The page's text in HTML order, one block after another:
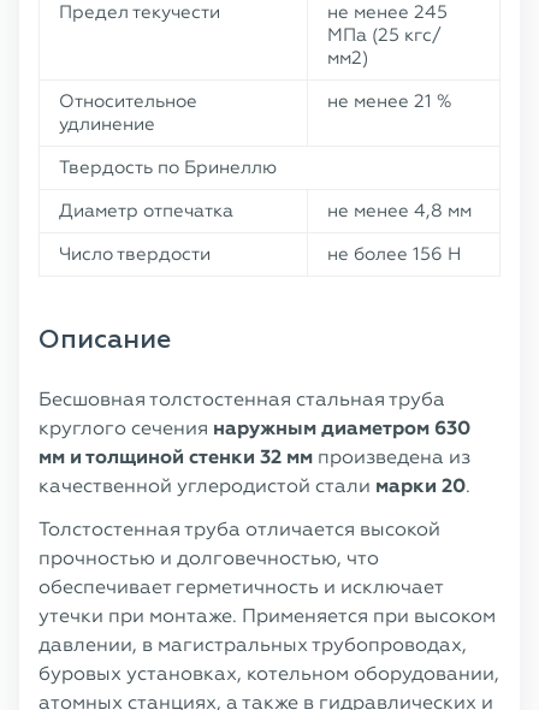
Предел текучести
не менее 245
МПа (25 кгс/
мм2)
Относительное
удлинение
не менее 21 %
Твердость по Бринеллю
Диаметр отпечатка
не менее 4,8 мм
Число твердости
не более 156 Н
Описание
Бесшовная толстостенная стальная труба
круглого сечения наружным диаметром 630
мм и толщиной стенки 32 мм произведена из
качественной углеродистой стали марки 20.
Толстостенная труба отличается высокой
прочностью и долговечностью, что
обеспечивает герметичность и исключает
утечки при монтаже. Применяется при высоком
давлении, в магистральных трубопроводах,
буровых установках, котельном оборудовании,
атомных станциях, а также в гидравлических и